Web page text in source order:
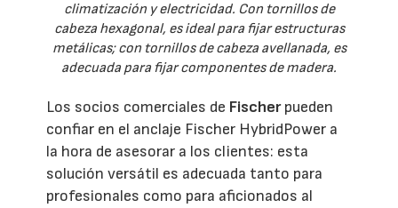
climatización y electricidad. Con tornillos de
cabeza hexagonal, es ideal para fijar estructuras
metálicas; con tornillos de cabeza avellanada, es
adecuada para fijar componentes de madera.
Los socios comerciales de Fischerpueden
confiar en el anclaje Fischer HybridPower a
la hora de asesorar a los clientes: esta
solución versátil es adecuada tanto para
profesionales como para aficionados al